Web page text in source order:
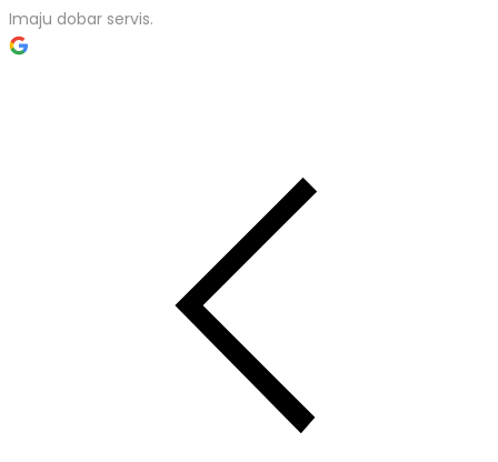
Imaju dobar servis.